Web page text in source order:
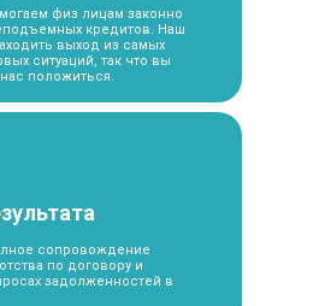
физ лицам законно
кредитов. Наш
выход из самых
ситуаций, так что вы
положиться.
сопровождение
по договору и
задолженностей в